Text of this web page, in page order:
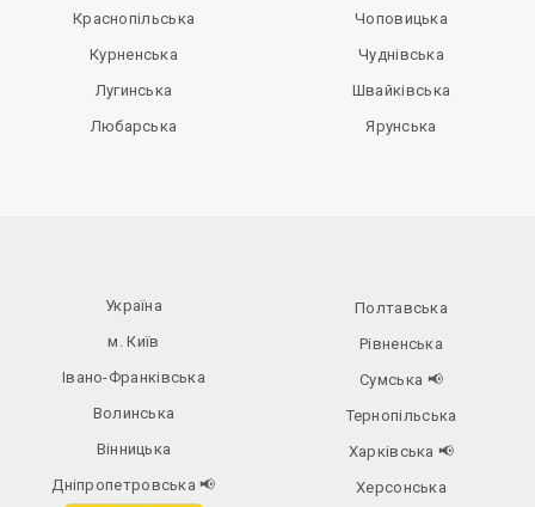
Краснопільська
Курненська
Лугинська
Любарська
Чоповицька
Чуднівська
Швайківська
Ярунська
Україна
м. Київ
Івано-Франківська
Волинська
Вінницька
Дніпропетровська📢
Полтавська
Рівненська
Сумська 📢
Тернопільська
Харківська 📢
Херсонська